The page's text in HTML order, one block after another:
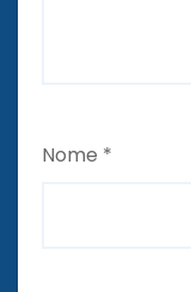
Nome *